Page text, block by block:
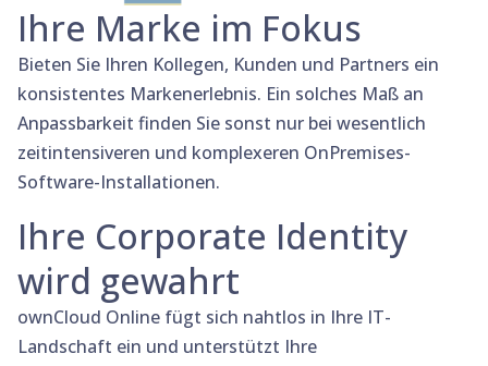
Ihre Marke im Fokus
Bieten Sie Ihren Kollegen, Kunden und Partners ein
konsistentes Markenerlebnis. Ein solches Maß an
Anpassbarkeit finden Sie sonst nur bei wesentlich
zeitintensiveren und komplexeren OnPremises-
Software-Installationen.
Ihre Corporate Identity
wird gewahrt
ownCloud Online fügt sich nahtlos in Ihre IT-
Landschaft ein und unterstützt Ihre